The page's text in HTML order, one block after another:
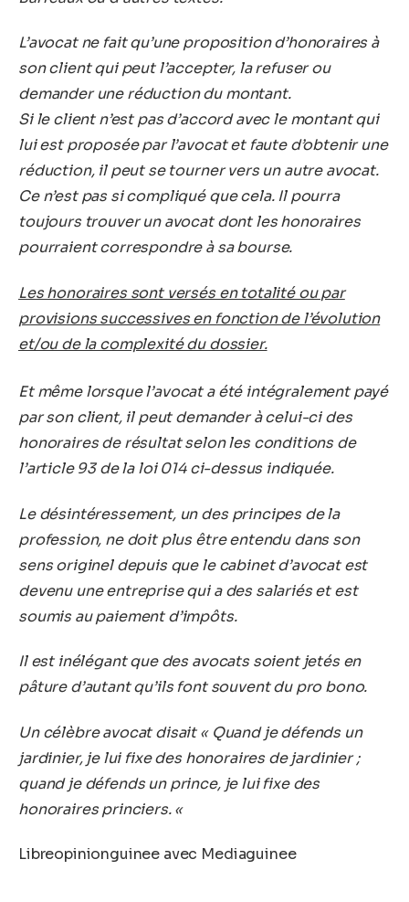
L’avocat ne fait qu’une proposition d’honoraires à
son client qui peut l’accepter, la refuser ou
demander une réduction du montant.
Si le client n’est pas d’accord avec le montant qui
lui est proposée par l’avocat et faute d’obtenir une
réduction, il peut se tourner vers un autre avocat.
Ce n’est pas si compliqué que cela. Il pourra
toujours trouver un avocat dont les honoraires
pourraient correspondre à sa bourse.
Les honoraires sont versés en totalité ou par
provisions successives en fonction de l’évolution
et/ou de la complexité du dossier.
Et même lorsque l’avocat a été intégralement payé
par son client, il peut demander à celui-ci des
honoraires de résultat selon les conditions de
l’article 93 de la loi 014 ci-dessus indiquée.
Le désintéressement, un des principes de la
profession, ne doit plus être entendu dans son
sens originel depuis que le cabinet d’avocat est
devenu une entreprise qui a des salariés et est
soumis au paiement d’impôts.
Il est inélégant que des avocats soient jetés en
pâture d’autant qu’ils font souvent du pro bono.
Un célèbre avocat disait « Quand je défends un
jardinier, je lui fixe des honoraires de jardinier ;
quand je défends un prince, je lui fixe des
honoraires princiers. «
Libreopinionguinee avec Mediaguinee